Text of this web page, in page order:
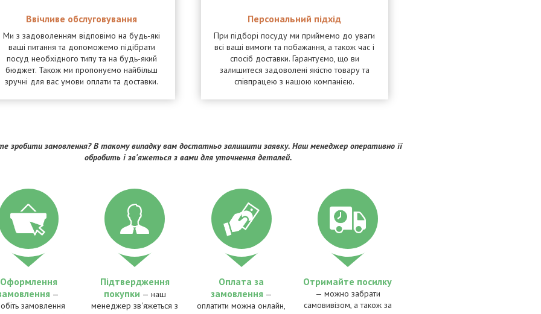
Ввічливе обслуговування
Ми з задоволенням відповімо на будь-які
ваші питання та допоможемо підібрати
посуд необхідного типу та на будь-який
бюджет. Також ми пропонуємо найбільш
зручні для вас умови оплати та доставки.
Персональний підхід
При підборі посуду ми приймемо до уваги
всі ваші вимоги та побажання, а також час і
спосіб доставки. Гарантуємо, що ви
залишитеся задоволені якістю товару та
співпрацею з нашою компанією.
зробити замовлення? В такому випадку вам достатньо залишити заявку. Наш менеджер оперативно її
обробить і зв'яжеться з вами для уточнення деталей.
Оформлення
—
замовлення
Підтвердження
покупки — наш
менеджер зв'яжеться з
Оплата за
замовлення —
оплатити можна онлайн,
Отримайте посилку
— можно забрати
самовивізом, а також за